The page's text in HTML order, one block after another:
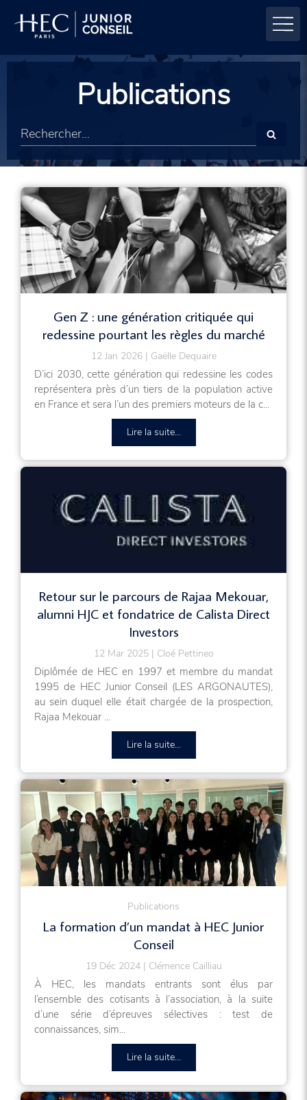
Publications
Rechercher
Gen Z : une génération critiquée qui
redessine pourtant les règles du marché
12 Jan 2026 Gaëlle Dequaire
D’ici 2030, cette génération qui redessine les codes
représentera près d’un tiers de la population active
en France et sera l’un des premiers moteurs de la c...
Lire la suite...
Retour sur le parcours de Rajaa Mekouar,
alumni HJC et fondatrice de Calista Direct
Investors
12 Mar 2025 Cloé Pettineo
Diplômée de HEC en 1997 et membre du mandat
1995 de HEC Junior Conseil (LES ARGONAUTES),
au sein duquel elle était chargée de la prospection,
Rajaa Mekouar ...
Lire la suite...
Publications
La formation d’un mandat à HEC Junior
Conseil
19 Déc 2024 Clémence Cailliau
À HEC, les mandats entrants sont élus par
l’ensemble des cotisants à l’association, à la suite
d’une série d’épreuves sélectives : test de
connaissances, sim...
Lire la suite...